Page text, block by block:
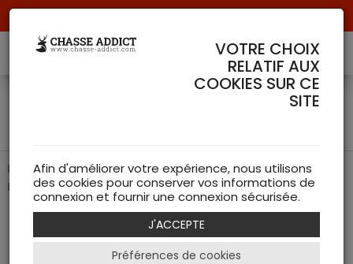
Pull Holden Half zip Bleu -
Élégance décontractée avec la touche authentique de
Barbour
VOTRE CHOIX
RELATIF AUX
COOKIES SUR CE
SITE
Afin d'améliorer votre expérience, nous utilisons
des cookies pour conserver vos informations de
connexion et fournir une connexion sécurisée.
J'ACCEPTE
Préférences de cookies